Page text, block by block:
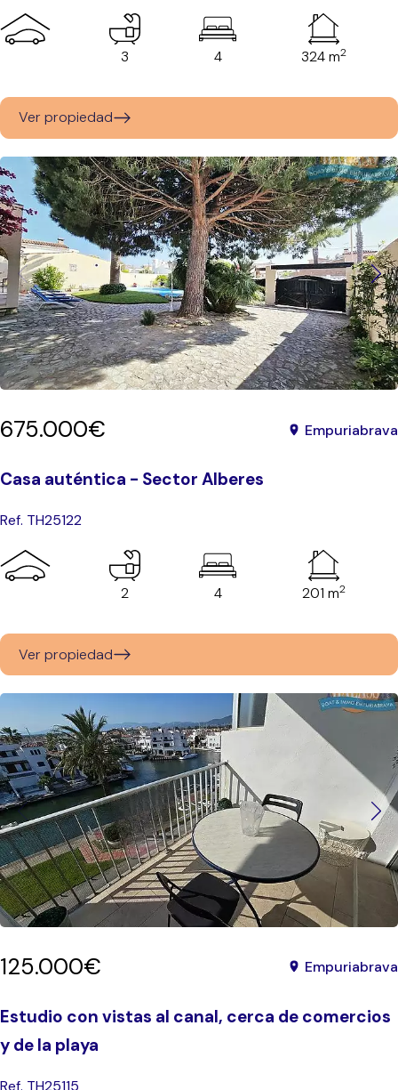
3 4 324 m2
Ver propiedad
675.000€ Empuriabrava
Casa auténtica - Sector Alberes
Ref. TH25122
2 4 201 m2
Ver propiedad
125.000€ Empuriabrava
Estudio con vistas al canal, cerca de comercios
y de la playa
Ref. TH25115